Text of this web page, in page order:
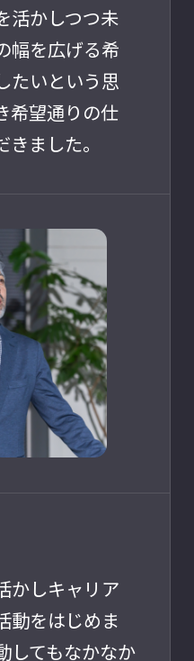
活かしつつ未
幅を広げる希
たいという思
希望通りの仕
ました。
かしキャリア
動をはじめま
してもなかなか